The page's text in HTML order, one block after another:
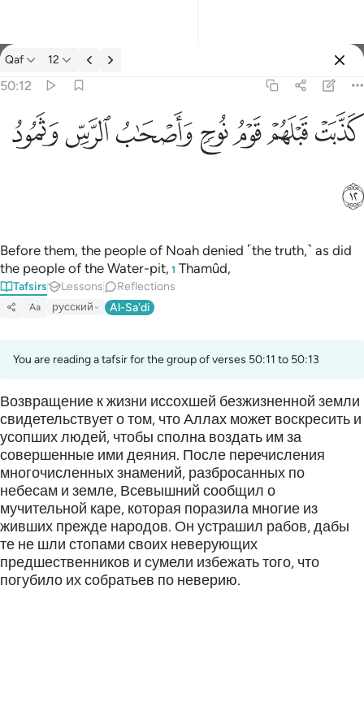
Tafsir: Qaf 50:12
Qaf 12
50:12
كذبت قبلهم قوم نوح واصحاب الرس وثمود ١٢
كَذَّبَتْ قَبْلَهُمْ قَوْمُ نُوحٍۢ وَأَصْحَـٰبُ ٱلرَّسِّ وَثَمُودُ ١٢
ﲫﲬﲭﲮﲯﲰﲱ
ﲲ
Before them, the people of Noah denied ˹the truth,˺ as did
the people of the Water-pit, 1 Thamûd,
Tafsirs Lessons Reflections
Aa русский Al-Sa'di
You are reading a tafsir for the group of verses 50:11 to 50:13
Возвращение к жизни иссохшей безжизненной земли
свидетельствует о том, что Аллах может воскресить и
усопших людей, чтобы сполна воздать им за
совершенные ими деяния. После перечисления
многочисленных знамений, разбросанных по
небесам и земле, Всевышний сообщил о
мучительной каре, которая поразила многие из
живших прежде народов. Он устрашил рабов, дабы
те не шли стопами своих неверующих
предшественников и сумели избежать того, что
погубило их собратьев по неверию.